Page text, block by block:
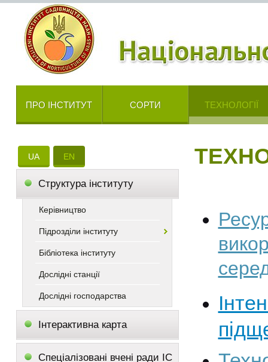
ПРО ІНСТИТУТ СОРТИ ТЕХНОЛОГІЇ
UA EN
Cтруктура інституту
Керівництво
Підрозділи інституту
Бібліотека інституту
Дослідні станції
Дослідні господарства
Інтерактивна карта
Спеціалізовані вчені ради ІС